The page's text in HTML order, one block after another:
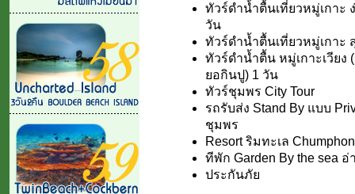
ทัวร์ดำน้ำตื้นเที่ยวหมู่เกาะ
วัน
ทัวร์ดำน้ำตื้นเที่ยวหมู่เกาะ
ทัวร์ดำน้ำตื้น หมู่เกาะเวียง
ยอกินปู) 1 วัน
ทัวร์ชุมพร City Tour
รถรับส่ง Stand By แบบ
ชุมพร
Resort ริมทะเล
ทีพัก Garden By the sea
ประกันภัย